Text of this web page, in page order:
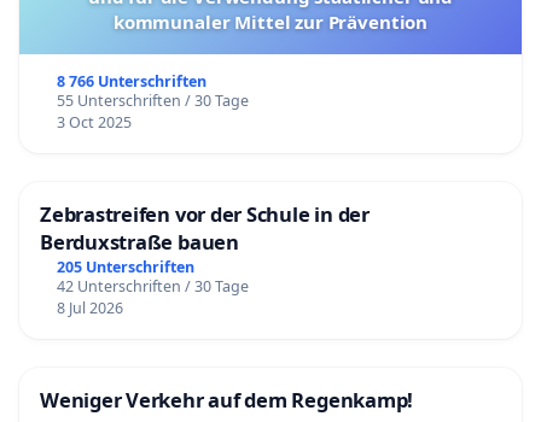
kommunaler Mittel zur Prävention
8 766 Unterschriften
55 Unterschriften / 30 Tage
3 Oct 2025
Zebrastreifen vor der Schule in der
Berduxstraße bauen
205 Unterschriften
42 Unterschriften / 30 Tage
8 Jul 2026
Weniger Verkehr auf dem Regenkamp!